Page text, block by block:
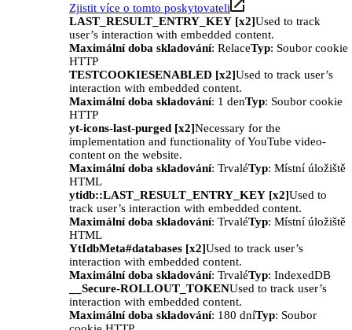
Zjistit více o tomto poskytovateli
LAST_RESULT_ENTRY_KEY [x2]Used to track
user’s interaction with embedded content.
Maximální doba skladování: RelaceTyp: Soubor cookie
HTTP
TESTCOOKIESENABLED [x2]Used to track user’s
interaction with embedded content.
Maximální doba skladování: 1 denTyp: Soubor cookie
HTTP
yt-icons-last-purged [x2]Necessary for the
implementation and functionality of YouTube video-
content on the website.
Maximální doba skladování: TrvaléTyp: Místní úložiště
HTML
ytidb::LAST_RESULT_ENTRY_KEY [x2]Used to
track user’s interaction with embedded content.
Maximální doba skladování: TrvaléTyp: Místní úložiště
HTML
YtIdbMeta#databases [x2]Used to track user’s
interaction with embedded content.
Maximální doba skladování: TrvaléTyp: IndexedDB
__Secure-ROLLOUT_TOKENUsed to track user’s
interaction with embedded content.
Maximální doba skladování: 180 dníTyp: Soubor